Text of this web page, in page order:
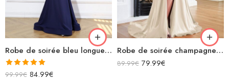
Robe de soirée bleu longue sirène col v manches longues
Note5.00
99.99€ 84.99€
Robe de soirée champagne en satin décolleté carré longue fendue sirène
89.99€ 79.99€